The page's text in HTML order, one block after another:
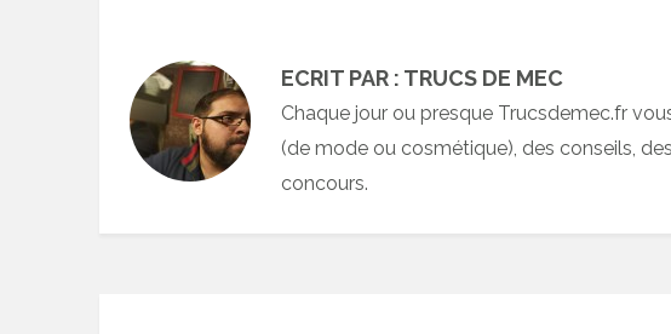
ECRIT PAR : TRUCS DE MEC
Chaque jour ou presque Trucsdemec.fr
(de mode ou cosmétique), des conseils,
concours.